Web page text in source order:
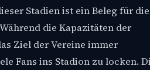
Stadien ist ein Beleg für die
die Kapazitäten der
Ziel der Vereine immer
Fans ins Stadion zu locken.